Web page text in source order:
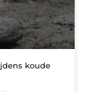
koude